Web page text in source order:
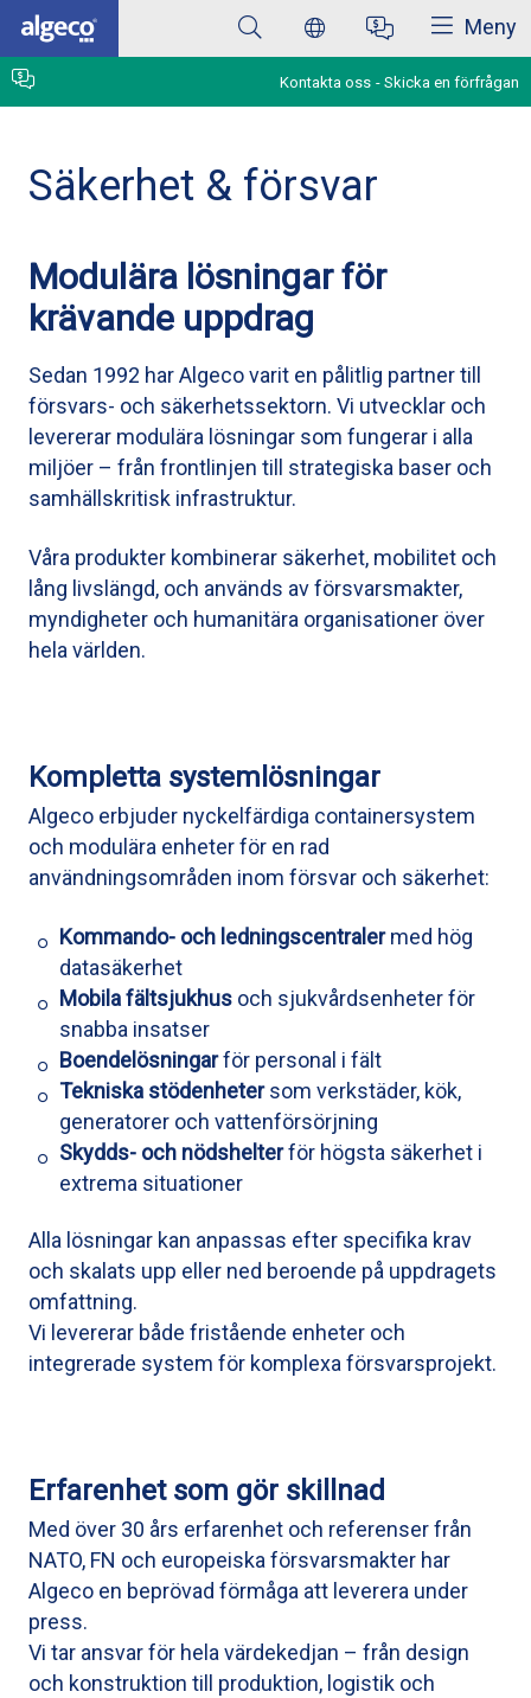
Hoppa
huvudinnehåll
Meny
Kontakta oss Skicka en förfrågan
Säkerhet & försvar
Modulära lösningar för
krävande uppdrag
Sedan 1992 har Algeco varit en pålitlig partner till
försvars- och säkerhetssektorn. Vi utvecklar och
levererar modulära lösningar som fungerar i alla
miljöer – från frontlinjen till strategiska baser och
samhällskritisk infrastruktur.
Våra produkter kombinerar säkerhet, mobilitet och
lång livslängd, och används av försvarsmakter,
myndigheter och humanitära organisationer över
hela världen.
Kompletta systemlösningar
Algeco erbjuder nyckelfärdiga containersystem
och modulära enheter för en rad
användningsområden inom försvar och säkerhet:
Kommando- och ledningscentralermed hög
datasäkerhet
Mobila fältsjukhus och sjukvårdsenheter för
snabba insatser
Boendelösningarför personal i fält
Tekniska stödenhetersom verkstäder, kök,
generatorer och vattenförsörjning
Skydds- och nödshelterför högsta säkerhet i
extrema situationer
Alla lösningar kan anpassas efter specifika krav
och skalats upp eller ned beroende på uppdragets
omfattning.
Vi levererar både fristående enheter och
integrerade system för komplexa försvarsprojekt.
Erfarenhet som gör skillnad
Med över 30 års erfarenhet och referenser från
NATO, FN och europeiska försvarsmakter har
Algeco en beprövad förmåga att leverera under
press.
Vi tar ansvar för hela värdekedjan – från design
och konstruktion till produktion, logistik och